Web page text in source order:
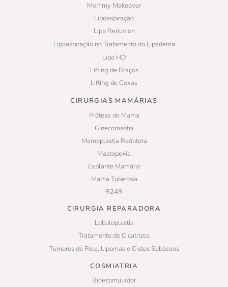
Mommy Makeover
Lipoaspiração
Lipo Renuvion
Lipoaspiração no Tratamento do Lipedema
Lipo HD
Lifting de Braços
Lifting de Coxas
CIRURGIAS MAMÁRIAS
Prótese de Mama
Ginecomastia
Mamoplastia Redutora
Mastopexia
Explante Mamário
Mama Tuberosa
R24R
CIRURGIA REPARADORA
Lobuloplastia
Tratamento de Cicatrizes
Tumores de Pele, Lipomas e Cistos Sebáceos
COSMIATRIA
Bioestimulador